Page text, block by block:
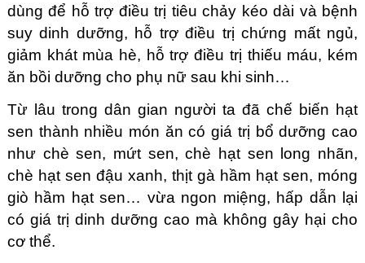
dùng để hỗ trợ điều trị tiêu chảy kéo dài và bệnh
suy dinh dưỡng, hỗ trợ điều trị chứng mất ngủ,
giảm khát mùa hè, hỗ trợ điều trị thiếu máu, kém
ăn bồi dưỡng cho phụ nữ sau khi sinh…
Từ lâu trong dân gian người ta đã chế biến hạt
sen thành nhiều món ăn có giá trị bổ dưỡng cao
như chè sen, mứt sen, chè hạt sen long nhãn,
chè hạt sen đậu xanh, thịt gà hầm hạt sen, móng
giò hầm hạt sen… vừa ngon miệng, hấp dẫn lại
có giá trị dinh dưỡng cao mà không gây hại cho
cơ thể.